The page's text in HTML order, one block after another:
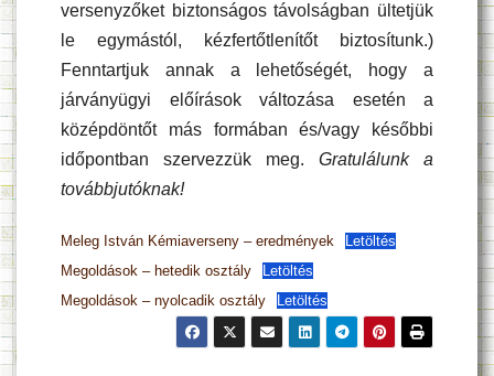
versenyzőket biztonságos távolságban ültetjük
le egymástól, kézfertőtlenítőt biztosítunk.)
Fenntartjuk annak a lehetőségét, hogy a
járványügyi előírások változása esetén a
középdöntőt más formában és/vagy későbbi
időpontban szervezzük meg. Gratulálunk a
továbbjutóknak!
Meleg István Kémiaverseny – eredmények
Letöltés
Megoldások – hetedik osztály
Letöltés
Megoldások – nyolcadik osztály
Letöltés